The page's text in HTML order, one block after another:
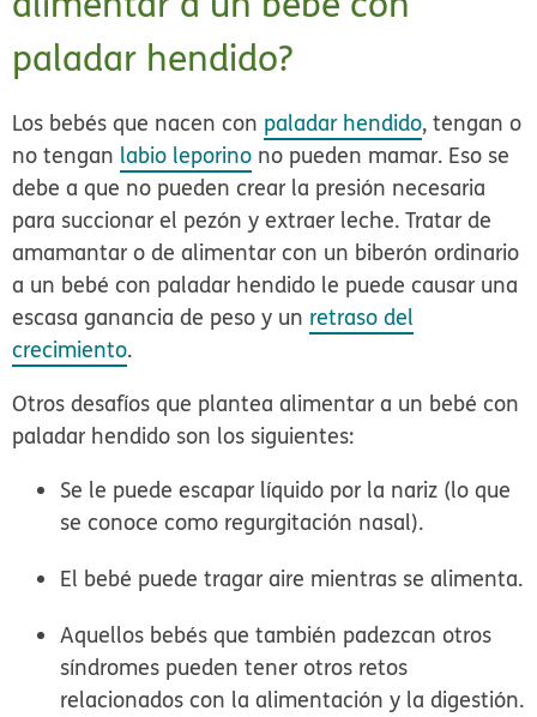
paladar hendido?
Los bebés que nacen con paladar hendido, tengan o
no tengan labio leporino no pueden mamar. Eso se
debe a que no pueden crear la presión necesaria
para succionar el pezón y extraer leche. Tratar de
amamantar o de alimentar con un biberón ordinario
a un bebé con paladar hendido le puede causar una
escasa ganancia de peso y un retraso del
crecimiento.
Otros desafíos que plantea alimentar a un bebé con
paladar hendido son los siguientes:
Se le puede escapar líquido por la nariz (lo que
se conoce como regurgitación nasal).
El bebé puede tragar aire mientras se alimenta.
Aquellos bebés que también padezcan otros
síndromes pueden tener otros retos
relacionados con la alimentación y la digestión.